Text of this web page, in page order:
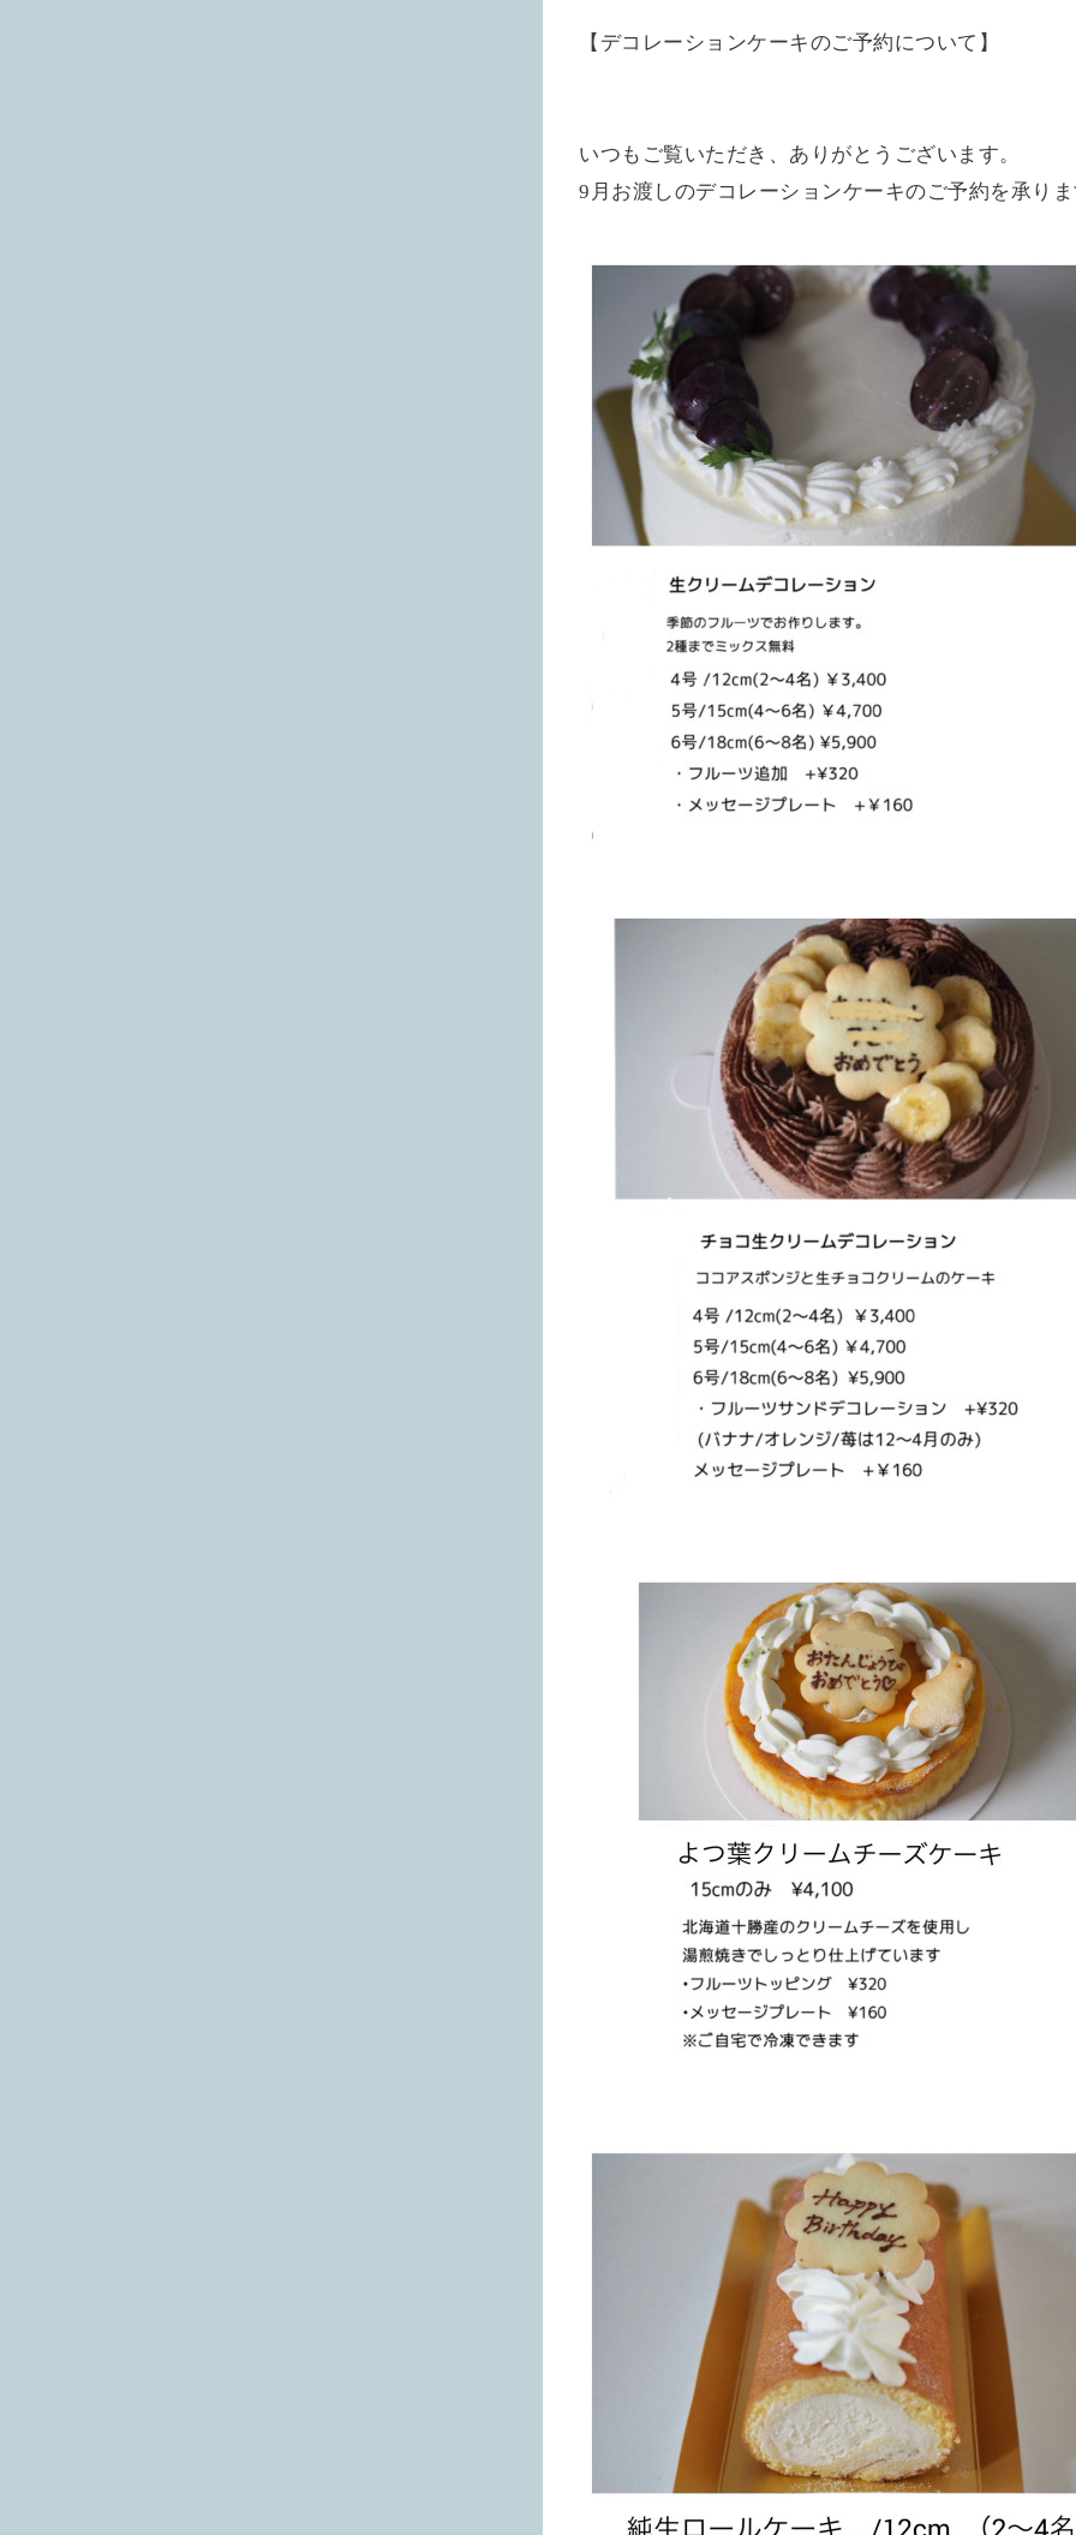
【デコレーションケーキのご予約について】
いつもご覧いただき、ありがとうございます。
9月お渡しのデコレーションケーキのご予約を承り